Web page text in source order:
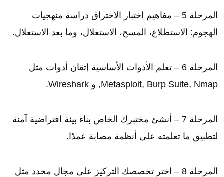
المرحلة 5 – مفاهيم اختبار الاختراق دراسة منهجيات
الهجوم: الاستطلاع، المسح، الاستغلال، وما بعد الاستغلال.
المرحلة 6 – تعلم الأدوات الأساسية إتقان أدوات مثل
Metasploit, Burp Suite, Nmap, و Wireshark.
المرحلة 7 – أنشئ مختبرك الخاص بناء بيئة افتراضية آمنة
لتطبيق ما تعلمته على أنظمة مصابة عمدًا.
المرحلة 8 – اختر تخصصك التركيز على مجال محدد مثل